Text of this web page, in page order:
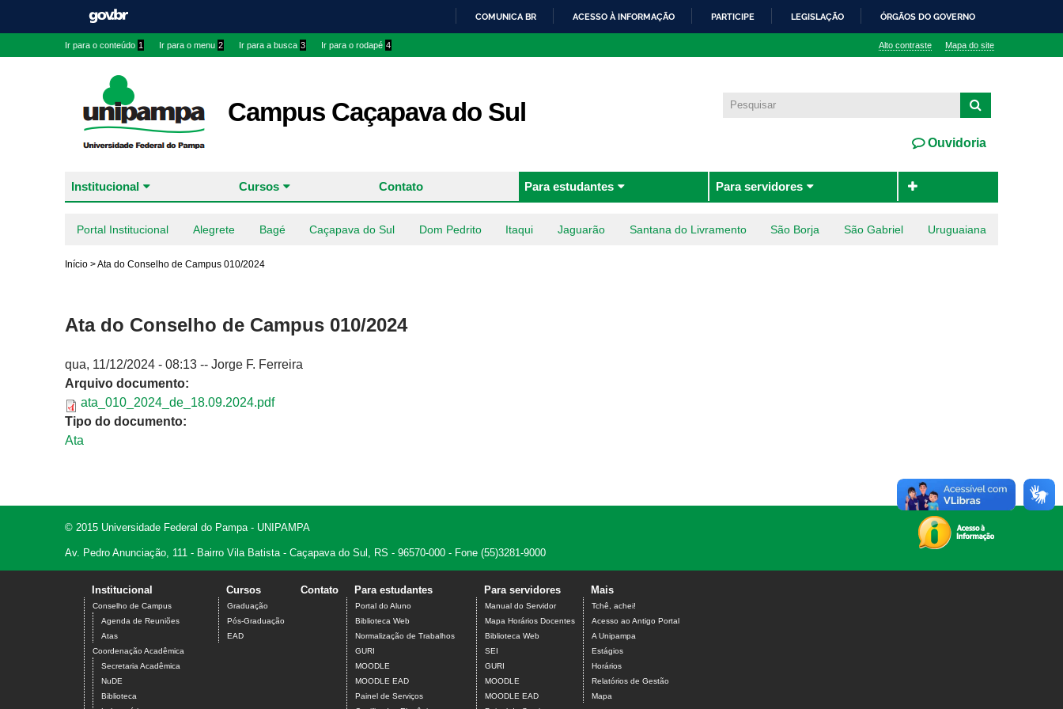
COMUNICA BR ACESSO À INFORMAÇÃO PARTICIPE LEGISLAÇÃO ÓRGÃOS DO GOVERNO
Ir para o conteúdo 1 Ir para o menu 2 Ir para a busca 3 Ir para o rodapé 4 Alto contraste Mapa do site
Campus Caçapava do Sul
Ouvidoria
Institucional Cursos Contato Para estudantes Para servidores
Portal Institucional Alegrete Bagé Caçapava do Sul Dom Pedrito Itaqui Jaguarão Santana do Livramento São Borja São Gabriel Uruguaiana
Início >Ata do Conselho de Campus 010/2024
Ata do Conselho de Campus 010/2024
qua, 11/12/2024 - 08:13 -- Jorge F. Ferreira
Arquivo documento:
ata_010_2024_de_18.09.2024.pdf
Tipo do documento:
Ata
© 2015 Universidade Federal do Pampa - UNIPAMPA
Av. Pedro Anunciação, 111 - Bairro Vila Batista - Caçapava do Sul, RS - 96570-000 - Fone (55)3281-9000
Institucional
Conselho de Campus
Agenda de Reuniões
Atas
Coordenação Acadêmica
Secretaria Acadêmica
NuDE
Biblioteca
Cursos
Graduação
Pós-Graduação
EAD
Contato Para estudantes
Portal do Aluno
Biblioteca Web
Normalização de Trabalhos
GURI
MOODLE
MOODLE EAD
Painel de Serviços
Para servidores
Manual do Servidor
Mapa Horários Docentes
Biblioteca Web
SEI
GURI
MOODLE
MOODLE EAD
Mais
Tchê, achei!
Acesso ao Antigo Portal
A Unipampa
Estágios
Horários
Relatórios de Gestão
Mapa